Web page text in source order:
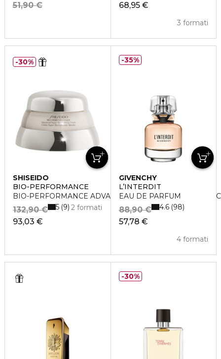
51,90 €
68,95 €
3 formati
SHISEIDO
BIO-PERFORMANCE
BIO-PERFORMANCE ADVANCED SUPER REVITALIZING
93,03 €
132,90 € 2 formati
5 9
30%
GIVENCHY
L’INTERDIT
EAU DE PARFUM
57,78 €
88,90 €
4 formati
4.6 98
35%
30%